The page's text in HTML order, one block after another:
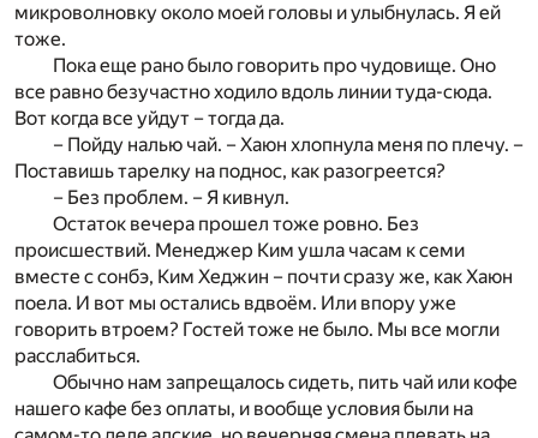
микроволновку около моей головы и улыбнулась. Я ей
тоже.
Пока еще рано было говорить про чудовище. Оно
все равно безучастно ходило вдоль линии туда-сюда.
Вот когда все уйдут – тогда да.
– Пойду налью чай. – Хаюн хлопнула меня по плечу. –
Поставишь тарелку на поднос, как разогреется?
– Без проблем. – Я кивнул.
Остаток вечера прошел тоже ровно. Без
происшествий. Менеджер Ким ушла часам к семи
вместе с сонбэ, Ким Хеджин – почти сразу же, как Хаюн
поела. И вот мы остались вдвоём. Или впору уже
говорить втроем? Гостей тоже не было. Мы все могли
расслабиться.
Обычно нам запрещалось сидеть, пить чай или кофе
нашего кафе без оплаты, и вообще условия были на